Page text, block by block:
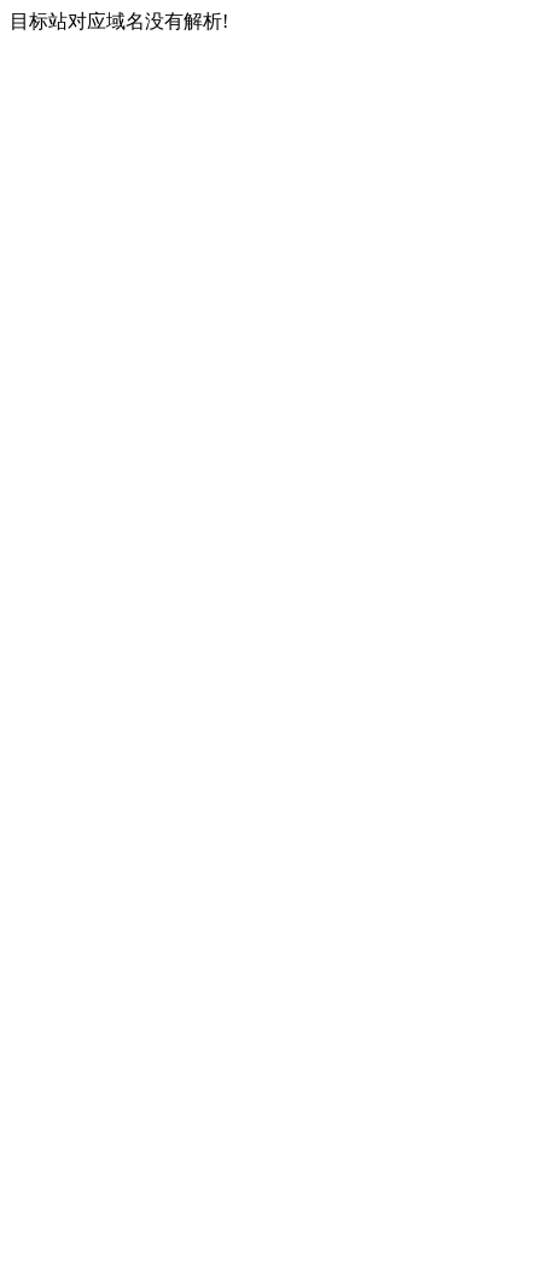
目标站对应域名没有解析!